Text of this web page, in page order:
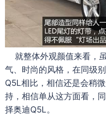
就整体外观颜值来看，
气、时尚的风格，在同级
Q5L相比，相信还是会稍
持，相信单从这方面看，
择奥迪Q5L。